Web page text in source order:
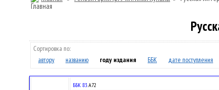
Сортировка по:
автору
названию году издания ББК дате поступления
ББК 83.А72